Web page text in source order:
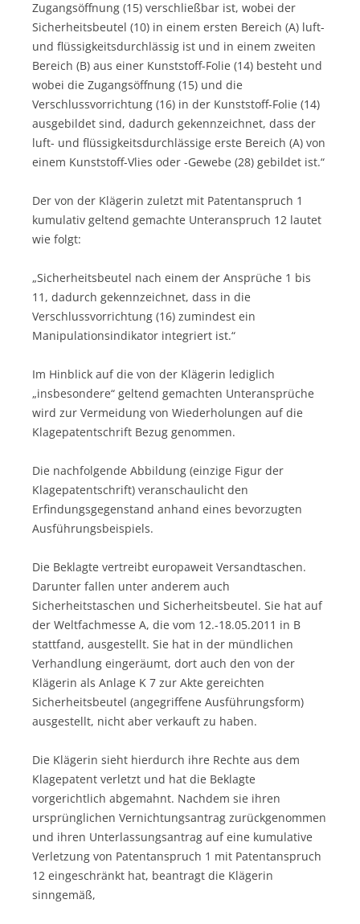
Zugangsöffnung (15) verschließbar ist, wobei der
Sicherheitsbeutel (10) in einem ersten Bereich (A) luft-
und flüssigkeitsdurchlässig ist und in einem zweiten
Bereich (B) aus einer Kunststoff-Folie (14) besteht und
wobei die Zugangsöffnung (15) und die
Verschlussvorrichtung (16) in der Kunststoff-Folie (14)
ausgebildet sind, dadurch gekennzeichnet, dass der
luft- und flüssigkeitsdurchlässige erste Bereich (A) von
einem Kunststoff-Vlies oder -Gewebe (28) gebildet ist.“
Der von der Klägerin zuletzt mit Patentanspruch 1
kumulativ geltend gemachte Unteranspruch 12 lautet
wie folgt:
„Sicherheitsbeutel nach einem der Ansprüche 1 bis
11, dadurch gekennzeichnet, dass in die
Verschlussvorrichtung (16) zumindest ein
Manipulationsindikator integriert ist.“
Im Hinblick auf die von der Klägerin lediglich
„insbesondere“ geltend gemachten Unteransprüche
wird zur Vermeidung von Wiederholungen auf die
Klagepatentschrift Bezug genommen.
Die nachfolgende Abbildung (einzige Figur der
Klagepatentschrift) veranschaulicht den
Erfindungsgegenstand anhand eines bevorzugten
Ausführungsbeispiels.
Die Beklagte vertreibt europaweit Versandtaschen.
Darunter fallen unter anderem auch
Sicherheitstaschen und Sicherheitsbeutel. Sie hat auf
der Weltfachmesse A, die vom 12.-18.05.2011 in B
stattfand, ausgestellt. Sie hat in der mündlichen
Verhandlung eingeräumt, dort auch den von der
Klägerin als Anlage K 7 zur Akte gereichten
Sicherheitsbeutel (angegriffene Ausführungsform)
ausgestellt, nicht aber verkauft zu haben.
Die Klägerin sieht hierdurch ihre Rechte aus dem
Klagepatent verletzt und hat die Beklagte
vorgerichtlich abgemahnt. Nachdem sie ihren
ursprünglichen Vernichtungsantrag zurückgenommen
und ihren Unterlassungsantrag auf eine kumulative
Verletzung von Patentanspruch 1 mit Patentanspruch
12 eingeschränkt hat, beantragt die Klägerin
sinngemäß,